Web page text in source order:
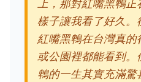
上，那對紅嘴黑鵯
樣子讓我看了好久。
紅嘴黑鵯在台灣真
或公園裡都能看到
鵯的一生其實充滿